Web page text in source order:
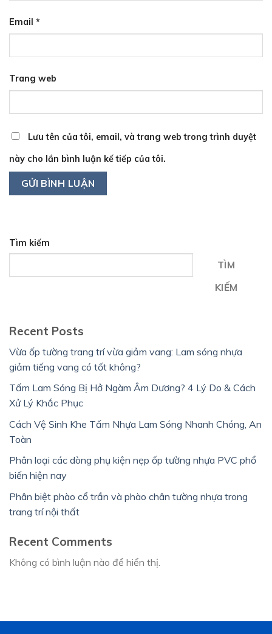
Email *
Trang web
Lưu tên của tôi, email, và trang web trong trình duyệt
này cho lần bình luận kế tiếp của tôi.
Tìm kiếm
TÌM
KIẾM
Recent Posts
Vừa ốp tường trang trí vừa giảm vang: Lam sóng nhựa
giảm tiếng vang có tốt không?
Tấm Lam Sóng Bị Hở Ngàm Âm Dương? 4 Lý Do & Cách
Xử Lý Khắc Phục
Cách Vệ Sinh Khe Tấm Nhựa Lam Sóng Nhanh Chóng, An
Toàn
Phân loại các dòng phụ kiện nẹp ốp tường nhựa PVC phổ
biến hiện nay
Phân biệt phào cổ trần và phào chân tường nhựa trong
trang trí nội thất
Recent Comments
Không có bình luận nào để hiển thị.